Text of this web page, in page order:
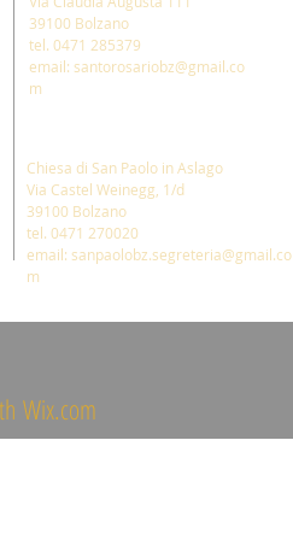
39100 Bolzano
tel. 0471 285379
email: santorosariobz@gmail.co
m
Chiesa di San Paolo in Aslago
Via Castel Weinegg, 1/d
39100 Bolzano
tel. 0471 270020
email: sanpaolobz.segreteria@gmail.co
m
Wix.com